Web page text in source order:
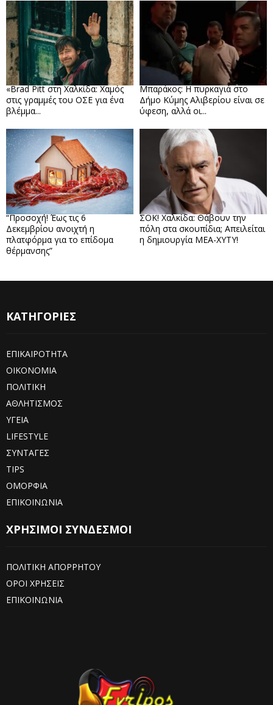
«Brad Pitt στη Χαλκίδα: Χαμός
στις γραμμές του ΟΣΕ για ένα
βλέμμα...
Μπαράκος: Η πυρκαγιά στο
Δήμο Κύμης Αλιβερίου είναι σε
ύφεση, αλλά οι...
“Προσοχή! Έως τις 6
Δεκεμβρίου ανοιχτή η
πλατφόρμα για το επίδομα
θέρμανσης”
ΣΟΚ! Χαλκίδα: Θάβουν την
πόλη στα σκουπίδια; Απειλείται
η δημιουργία ΜΕΑ-ΧΥΤΥ!
ΚΑΤΗΓΟΡΙΕΣ
ΕΠΙΚΑΙΡΟΤΗΤΑ
ΟΙΚΟΝΟΜΙΑ
ΠΟΛΙΤΙΚΗ
ΑΘΛΗΤΙΣΜΟΣ
ΥΓΕΙΑ
LIFESTYLE
ΣΥΝΤΑΓΕΣ
TIPS
ΟΜΟΡΦΙΑ
ΕΠΙΚΟΙΝΩΝΙΑ
ΧΡΗΣΙΜΟΙ ΣΥΝΔΕΣΜΟΙ
ΠΟΛΙΤΙΚΗ ΑΠΟΡΡΗΤΟΥ
ΟΡΟΙ ΧΡΗΣΕΙΣ
ΕΠΙΚΟΙΝΩΝΙΑ